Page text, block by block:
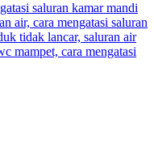
saluran kamar mandi
air, cara mengatasi saluran
tidak lancar, saluran air
mampet, cara mengatasi